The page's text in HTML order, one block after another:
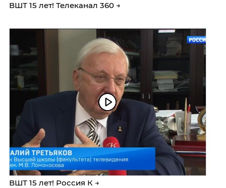
ВШТ 15 лет! Телеканал 360 →
ВШТ 15 лет! Россия К →